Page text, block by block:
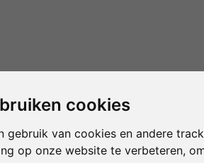
cookies
gebruik van cookies en andere
op onze website te verbeteren,
deze site betekent dat u dealgemene voorwaarden